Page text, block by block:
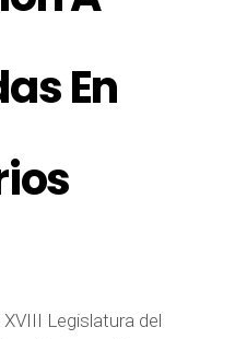
En
Legislatura del